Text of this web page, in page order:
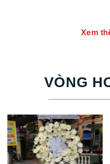
Xem
VÒNG